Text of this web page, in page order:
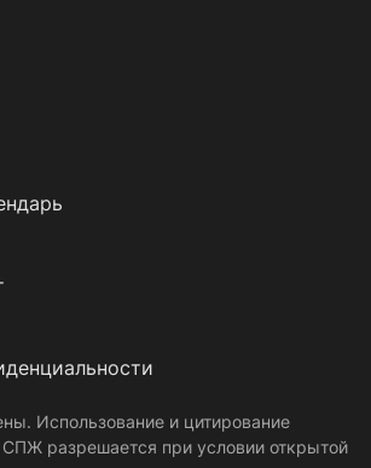
Использование и цитирование
СПЖ разрешается при условии открытой